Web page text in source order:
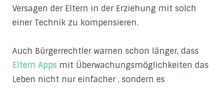
Versagen der Eltern in der Erziehung mit solch
einer Technik zu kompensieren.
Auch Bürgerrechtler warnen schon länger, dass
Eltern Apps mit Überwachungsmöglichkeiten das
Leben nicht nur einfacher , sondern es